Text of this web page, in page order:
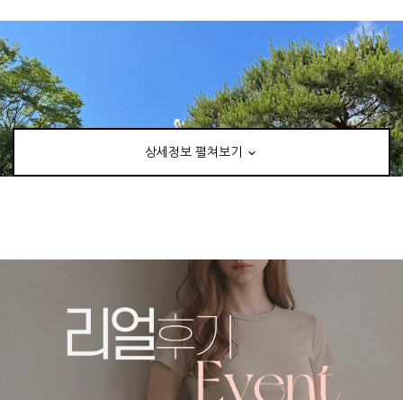
상세정보 펼쳐보기